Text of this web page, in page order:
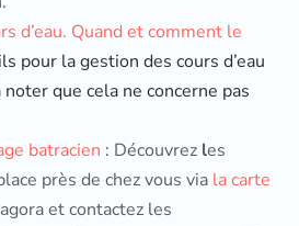
d’eau. Quand et comment le
pour la gestion des cours d’eau
que cela ne concerne pas
batracien : Découvrez les
près de chez vous via la carte
et contactez les